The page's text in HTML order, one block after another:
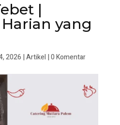
|
yang
2026 |Artikel|0 Komentar